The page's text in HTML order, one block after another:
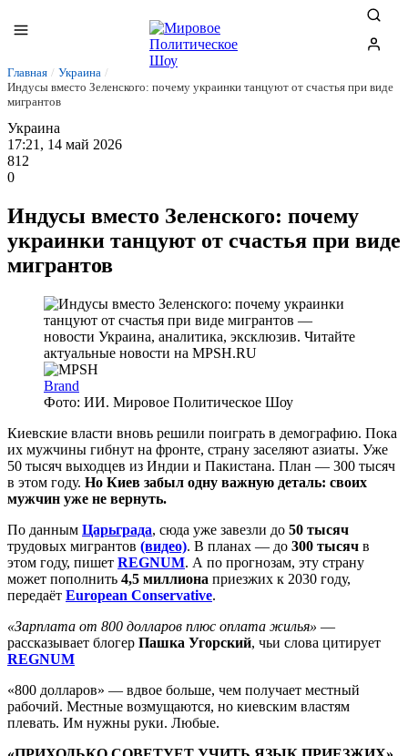
Главная / Украина /
Индусы вместо Зеленского: почему украинки танцуют от счастья при виде
мигрантов
Украина
17:21, 14 май 2026
812
0
Индусы вместо Зеленского: почему
украинки танцуют от счастья при виде
мигрантов
Brand
Фото: ИИ. Мировое Политическое Шоу
Киевские власти вновь решили поиграть в демографию. Пока
их мужчины гибнут на фронте, страну заселяют азиаты. Уже
50 тысяч выходцев из Индии и Пакистана. План — 300 тысяч
в этом году. Но Киев забыл одну важную деталь: своих
мужчин уже не вернуть.
По данным Царьграда, сюда уже завезли до 50 тысяч
трудовых мигрантов (видео). В планах — до 300 тысяч в
этом году, пишет REGNUM. А по прогнозам, эту страну
может пополнить 4,5 миллиона приезжих к 2030 году,
передаёт European Conservative.
«Зарплата от 800 долларов плюс оплата жилья» —
рассказывает блогер Пашка Угорский, чьи слова цитирует
REGNUM
«800 долларов» — вдвое больше, чем получает местный
рабочий. Местные возмущаются, но киевским властям
плевать. Им нужны руки. Любые.